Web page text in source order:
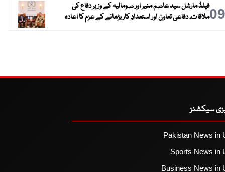
09فیلڈ مارشل سید عاصم منیر اور صومالیہ کے وزیر دفاع کی
ملاقات، دفاعی تعاون اور استعدادِ کار بڑھانے کے عزم کا اعادہ
سیکشنز
Pakistan News in
Sports News in
Business News in